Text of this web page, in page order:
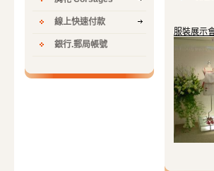
線上快速付款
銀行.郵局帳號
服裝展示